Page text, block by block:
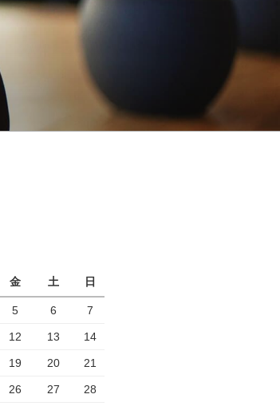
金 土 日
5 6 7
12 13 14
19 20 21
26 27 28